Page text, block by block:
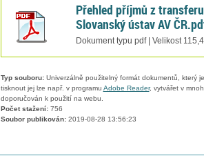
Přehled příjmů z
Slovanský ústav AV
Dokument typu pdf | Velikost
Typ souboru:Univerzálně použitelný formát dokumentů, který
tisknout jej lze např. v programu Adobe Reader, vytvářet v
doporučován k použití na webu.
Počet stažení:756
Soubor publikován:2019-08-28 13:56:23